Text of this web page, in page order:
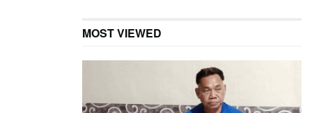
MOST VIEWED